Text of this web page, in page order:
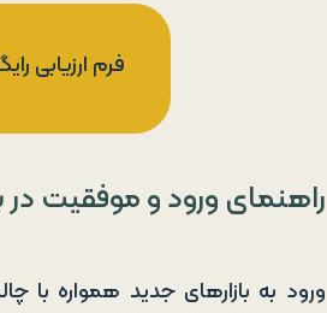
فرم ارزیابی
راهنمای ورود و موفقیت در
ورود به بازارهای جدید همواره